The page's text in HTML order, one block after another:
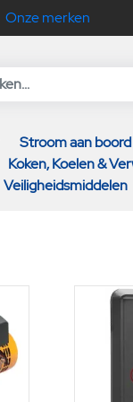
Onze merken
Stroom aan boord
Koken, Koelen &
Veiligheidsmiddelen